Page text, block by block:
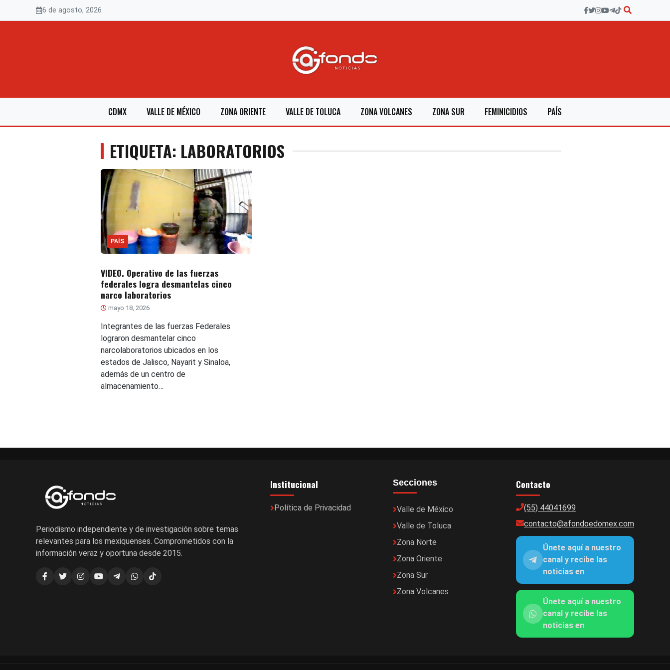
6 de agosto, 2026
CDMX VALLE DE MÉXICO ZONA ORIENTE VALLE DE TOLUCA ZONA VOLCANES ZONA SUR FEMINICIDIOS PAÍS
ETIQUETA: LABORATORIOS
PAÍS
VIDEO. Operativo de las fuerzas
federales logra desmantelas cinco
narco laboratorios
mayo 18, 2026
Integrantes de las fuerzas Federales
lograron desmantelar cinco
narcolaboratorios ubicados en los
estados de Jalisco, Nayarit y Sinaloa,
además de un centro de
almacenamiento…
Periodismo independiente y de investigación sobre temas
relevantes para los mexiquenses. Comprometidos con la
información veraz y oportuna desde 2015.
Institucional
Política de Privacidad
Secciones
Valle de México
Valle de Toluca
Zona Norte
Zona Oriente
Zona Sur
Zona Volcanes
Contacto
(55) 44041699
contacto@afondoedomex.com
Únete aquí a nuestro
canal y recibe las
noticias en
Únete aquí a nuestro
canal y recibe las
noticias en